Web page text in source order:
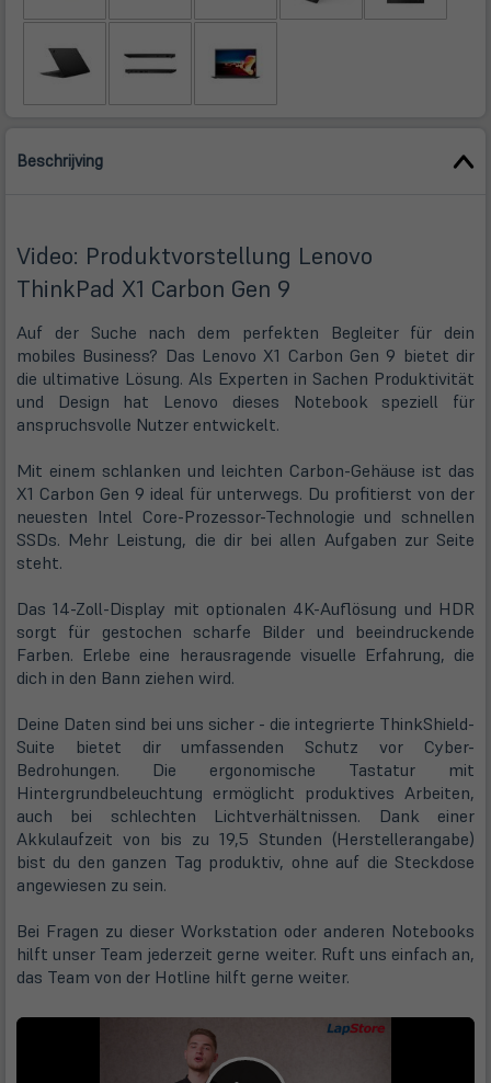
Beschrijving
Video: Produktvorstellung Lenovo
ThinkPad X1 Carbon Gen 9
Auf der Suche nach dem perfekten Begleiter für dein
mobiles Business? Das Lenovo X1 Carbon Gen 9 bietet dir
die ultimative Lösung. Als Experten in Sachen Produktivität
und Design hat Lenovo dieses Notebook speziell für
anspruchsvolle Nutzer entwickelt.
Mit einem schlanken und leichten Carbon-Gehäuse ist das
X1 Carbon Gen 9 ideal für unterwegs. Du profitierst von der
neuesten Intel Core-Prozessor-Technologie und schnellen
SSDs. Mehr Leistung, die dir bei allen Aufgaben zur Seite
steht.
Das 14-Zoll-Display mit optionalen 4K-Auflösung und HDR
sorgt für gestochen scharfe Bilder und beeindruckende
Farben. Erlebe eine herausragende visuelle Erfahrung, die
dich in den Bann ziehen wird.
Deine Daten sind bei uns sicher - die integrierte ThinkShield-
Suite bietet dir umfassenden Schutz vor Cyber-
Bedrohungen. Die ergonomische Tastatur mit
Hintergrundbeleuchtung ermöglicht produktives Arbeiten,
auch bei schlechten Lichtverhältnissen. Dank einer
Akkulaufzeit von bis zu 19,5 Stunden (Herstellerangabe)
bist du den ganzen Tag produktiv, ohne auf die Steckdose
angewiesen zu sein.
Bei Fragen zu dieser Workstation oder anderen Notebooks
hilft unser Team jederzeit gerne weiter. Ruft uns einfach an,
das Team von der Hotline hilft gerne weiter.